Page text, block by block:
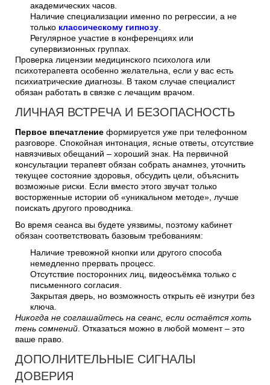
академических часов.
Наличие специализации именно по регрессии, а не
только классическому гипнозу
Регулярное участие в конференциях или
супервизионных группах.
Проверка лицензии медицинского психолога или
психотерапевта особенно желательна, если у вас есть
психиатрические диагнозы. В таком случае специалист
обязан работать в связке с лечащим врачом.
ЛИЧНАЯ ВСТРЕЧА И БЕЗОПАСНОСТЬ
Первое впечатление формируется уже при телефонном
разговоре. Спокойная интонация, ясные ответы, отсутствие
навязчивых обещаний – хороший знак. На первичной
консультации терапевт обязан собрать анамнез, уточнить
текущее состояние здоровья, обсудить цели, объяснить
возможные риски. Если вместо этого звучат только
восторженные истории об «уникальном методе», лучше
поискать другого проводника.
Во время сеанса вы будете уязвимы, поэтому кабинет
обязан соответствовать базовым требованиям:
Наличие тревожной кнопки или другого способа
немедленно прервать процесс.
Отсутствие посторонних лиц, видеосъёмка только с
письменного согласия.
Закрытая дверь, но возможность открыть её изнутри без
ключа.
Никогда не соглашайтесь на сеанс, если остаётся хоть
тень сомнений . Отказаться можно в любой момент – это
ваше право.
ДОПОЛНИТЕЛЬНЫЕ СИГНАЛЫ
ДОВЕРИЯ